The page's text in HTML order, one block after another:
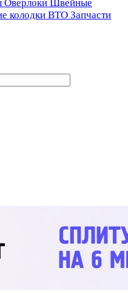
Оверлоки Швейные
колодки ВТО Запчасти